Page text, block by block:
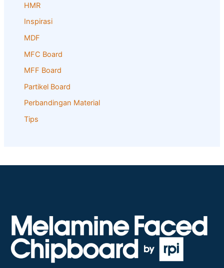
HMR
Inspirasi
MDF
MFC Board
MFF Board
Partikel Board
Perbandingan Material
Tips